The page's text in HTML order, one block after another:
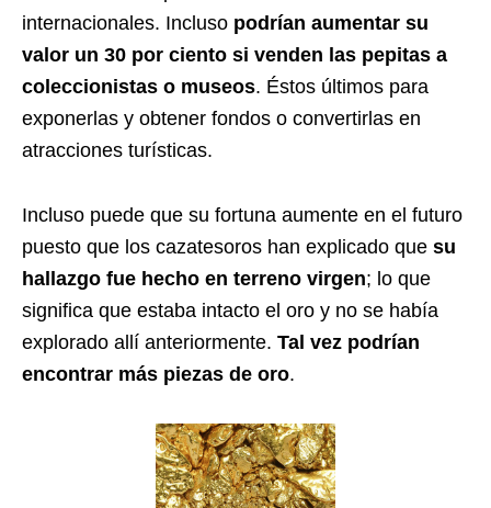
internacionales. Incluso podrían aumentar su
valor un 30 por ciento si venden las pepitas a
coleccionistas o museos. Éstos últimos para
exponerlas y obtener fondos o convertirlas en
atracciones turísticas.
Incluso puede que su fortuna aumente en el futuro
puesto que los cazatesoros han explicado que su
hallazgo fue hecho en terreno virgen; lo que
significa que estaba intacto el oro y no se había
explorado allí anteriormente. Tal vez podrían
encontrar más piezas de oro.